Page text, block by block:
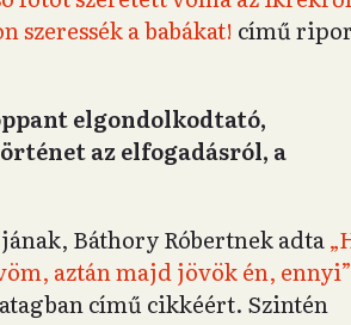
a babákat! című
elgondolkodtató,
az elfogadásról, a
Báthory Róbertnek adta
aztán majd jövök én, ennyi”
című cikkéért. Szintén